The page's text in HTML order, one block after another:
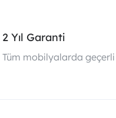
2 Yıl Garanti
Tüm mobilyalarda geçerli